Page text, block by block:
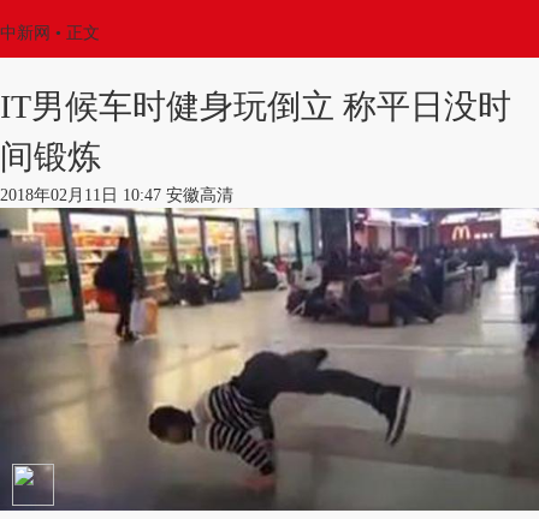
中新网 • 正文
IT男候车时健身玩倒立 称平日没时
间锻炼
2018年02月11日 10:47 安徽高清